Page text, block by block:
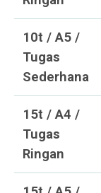
10t / A5 /
Tugas
Sederhana
15t / A4 /
Tugas
Ringan